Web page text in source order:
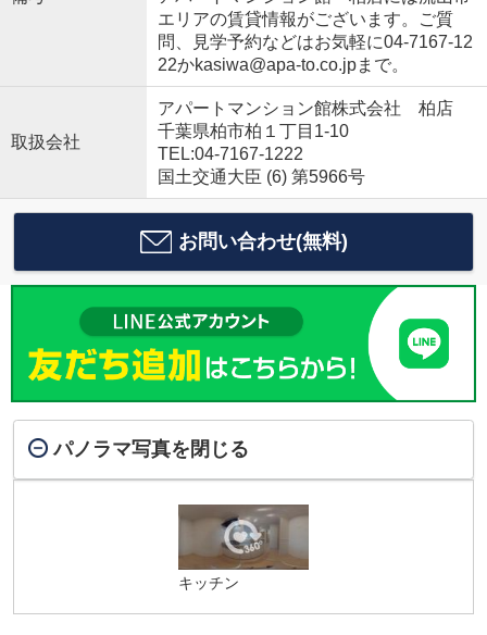
エリアの賃貸情報がございます。ご質
問、見学予約などはお気軽に04-7167-12
22かkasiwa@apa-to.co.jpまで。
取扱会社
アパートマンション館株式会社 柏店
千葉県柏市柏１丁目1-10
TEL:04-7167-1222
国土交通大臣 (6) 第5966号
お問い合わせ(無料)
パノラマ写真を閉じる
キッチン